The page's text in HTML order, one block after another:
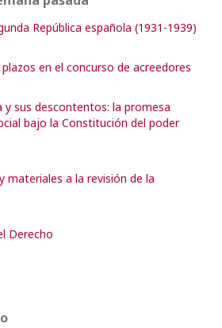
República española (1931-1939)
en el concurso de acreedores
y sus descontentos: la promesa
bajo la Constitución del poder
materiales a la revisión de la
Derecho